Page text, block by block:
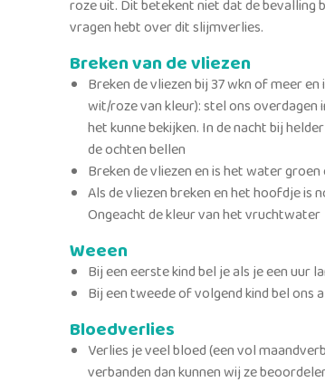
roze uit. Dit betekent niet dat de bevalling
vragen hebt over dit slijmverlies.
Breken van de vliezen
Breken de vliezen bij 37 wkn of meer
wit/roze van kleur): stel ons
het kunne bekijken. In de nacht bij
de ochten bellen
Breken de vliezen en is het water
Als de vliezen breken en het hoofdje is
Ongeacht de kleur van het vruchtwater
Weeen
Bij een eerste kind bel je als je een uur
Bij een tweede of volgend kind bel
Bloedverlies
Verlies je veel bloed (een vol
verbanden dan kunnen wij ze